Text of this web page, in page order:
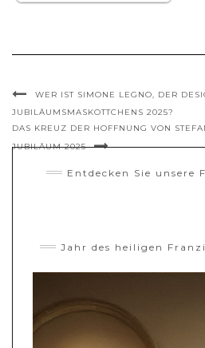
WER IST SIMONE LEGNO, DER
JUBILÄUMSMASKOTTCHENS 2025?
DAS KREUZ DER HOFFNUNG VON
JUBILÄUM 2025
Entdecken Sie unsere
Jahr des heiligen